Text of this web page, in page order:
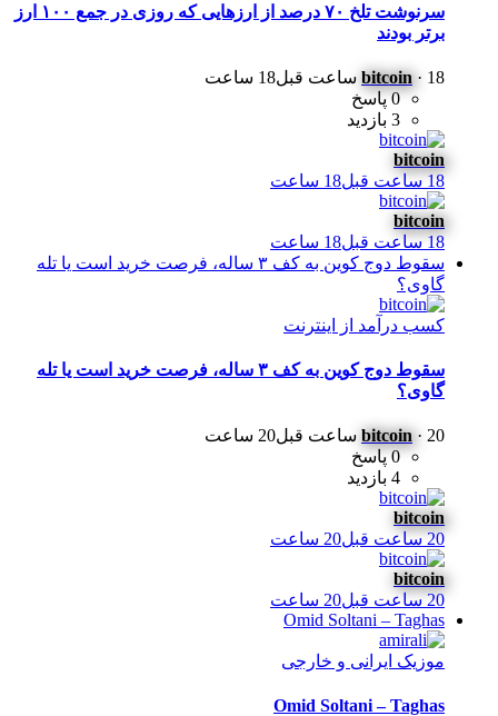
سرنوشت تلخ ۷۰ درصد از ارزهایی که روزی در جمع ۱۰۰ ارز
برتر بودند
bitcoin · 18 ساعت قبل
18 ساعت
0 پاسخ
3 بازدید
bitcoin
18 ساعت قبل
18 ساعت
bitcoin
18 ساعت قبل
18 ساعت
سقوط دوج کوین به کف ۳ ساله، فرصت خرید است یا تله
گاوی؟
کسب درآمد از اینترنت
سقوط دوج کوین به کف ۳ ساله، فرصت خرید است یا تله
گاوی؟
bitcoin · 20 ساعت قبل
20 ساعت
0 پاسخ
4 بازدید
bitcoin
20 ساعت قبل
20 ساعت
bitcoin
20 ساعت قبل
20 ساعت
Omid Soltani – Taghas
موزیک ایرانی و خارجی
Omid Soltani – Taghas